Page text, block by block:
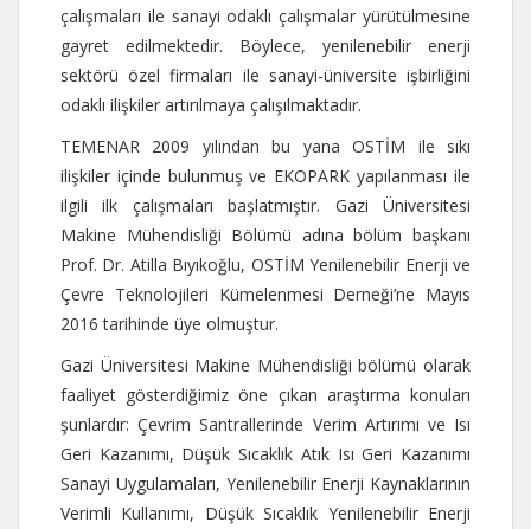
çalışmaları ile sanayi odaklı çalışmalar yürütülmesine
gayret edilmektedir. Böylece, yenilenebilir enerji
sektörü özel firmaları ile sanayi-üniversite işbirliğini
odaklı ilişkiler artırılmaya çalışılmaktadır.
TEMENAR 2009 yılından bu yana OSTİM ile sıkı
ilişkiler içinde bulunmuş ve EKOPARK yapılanması ile
ilgili ilk çalışmaları başlatmıştır. Gazi Üniversitesi
Makine Mühendisliği Bölümü adına bölüm başkanı
Prof. Dr. Atilla Bıyıkoğlu, OSTİM Yenilenebilir Enerji ve
Çevre Teknolojileri Kümelenmesi Derneği’ne Mayıs
2016 tarihinde üye olmuştur.
Gazi Üniversitesi Makine Mühendisliği bölümü olarak
faaliyet gösterdiğimiz öne çıkan araştırma konuları
şunlardır: Çevrim Santrallerinde Verim Artırımı ve Isı
Geri Kazanımı, Düşük Sıcaklık Atık Isı Geri Kazanımı
Sanayi Uygulamaları, Yenilenebilir Enerji Kaynaklarının
Verimli Kullanımı, Düşük Sıcaklık Yenilenebilir Enerji